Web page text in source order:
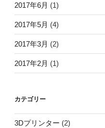
2017年6月 (1)
2017年5月 (4)
2017年3月 (2)
2017年2月 (1)
カテゴリー
3Dプリンター (2)